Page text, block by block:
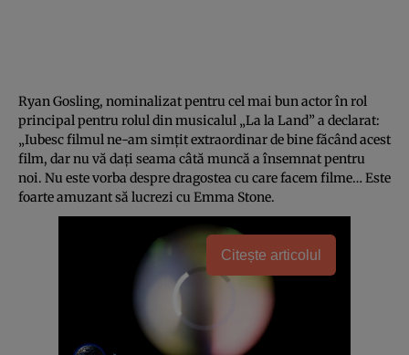
Ryan Gosling, nominalizat pentru cel mai bun actor în rol
principal pentru rolul din musicalul „La la Land” a declarat:
„Iubesc filmul ne-am simţit extraordinar de bine făcând acest
film, dar nu vă daţi seama câtă muncă a însemnat pentru
noi. Nu este vorba despre dragostea cu care facem filme… Este
foarte amuzant să lucrezi cu Emma Stone.
Citește articolul